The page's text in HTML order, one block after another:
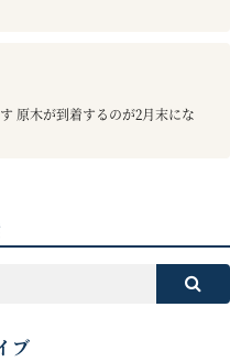
原木が到着するのが2月末にな
ブ